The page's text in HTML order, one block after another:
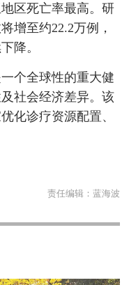
区死亡率最高。研
增至约22.2万例，
降。
个全球性的重大健
社会经济差异。该
化诊疗资源配置、
责任编辑： 蓝海波